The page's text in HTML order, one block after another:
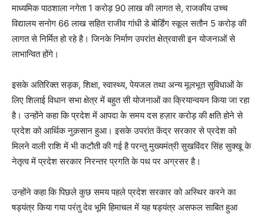
माध्यमिक पाठशाला नगेता 1 करोड़ 90 लाख की लागत से, राजकीय उच्च
विद्यालय सनोग 66 लाख सहित राजीव गांधी डे बोर्डिंग स्कूल सतौन 5 करोड़ की
लागत से निर्मित हो रहे है। जिनके निर्माण उपरांत क्षेत्रवासी इन योजनाओं से
लाभान्वित होंगे।
इसके अतिरिक्त सड़क, शिक्षा, स्वास्थ्य, पेयजल तथा अन्य मूलभूत सुविधाओं के
लिए शिलाई विधान सभा क्षेत्र में बहुत सी योजनाओं का क्रियान्वयन किया जा रहा
है। उन्होंने कहा कि प्रदेश में आपदा के समय दस हज़ार करोड़ की क्षति होने से
प्रदेश को आर्थिक नुक़सान हुआ। इसके उपरांत केंद्र सरकार से प्रदेश को
मिलने वाली राशि में भी कटौती की गई है परन्तु मुख्यमंत्री सुखविंदर सिंह सुक्खू के
नेतृत्व में प्रदेश सरकार निरन्तर प्रगति के पथ पर अग्रसर है।
उन्होंने कहा कि पिछले कुछ समय पहले प्रदेश सरकार को अस्थिर करने का
षड्यंत्र किया गया परंतु देव भूमि हिमाचल में यह षड्यंत्र असफल साबित हुआ